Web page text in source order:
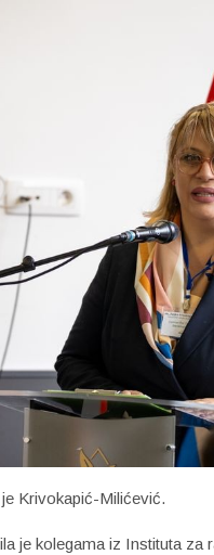
Krivokapić-Milićević.
je kolegama iz Instituta